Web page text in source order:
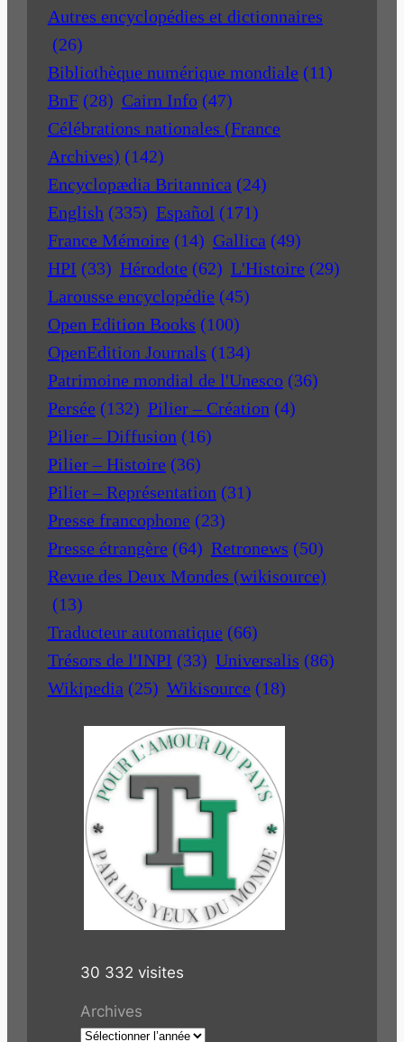
Autres encyclopédies et dictionnaires
(26)
Bibliothèque numérique mondiale (11)
BnF (28) Cairn Info (47)
Célébrations nationales (France
Archives) (142)
Encyclopædia Britannica (24)
English (335) Español (171)
France Mémoire (14) Gallica (49)
HPI (33) Hérodote (62) L'Histoire (29)
Larousse encyclopédie (45)
Open Edition Books (100)
OpenEdition Journals (134)
Patrimoine mondial de l'Unesco (36)
Persée (132) Pilier – Création (4)
Pilier – Diffusion (16)
Pilier – Histoire (36)
Pilier – Représentation (31)
Presse francophone (23)
Presse étrangère (64) Retronews (50)
Revue des Deux Mondes (wikisource)
(13)
Traducteur automatique (66)
Trésors de l'INPI (33) Universalis (86)
Wikipedia (25) Wikisource (18)
30 332 visites
Archives